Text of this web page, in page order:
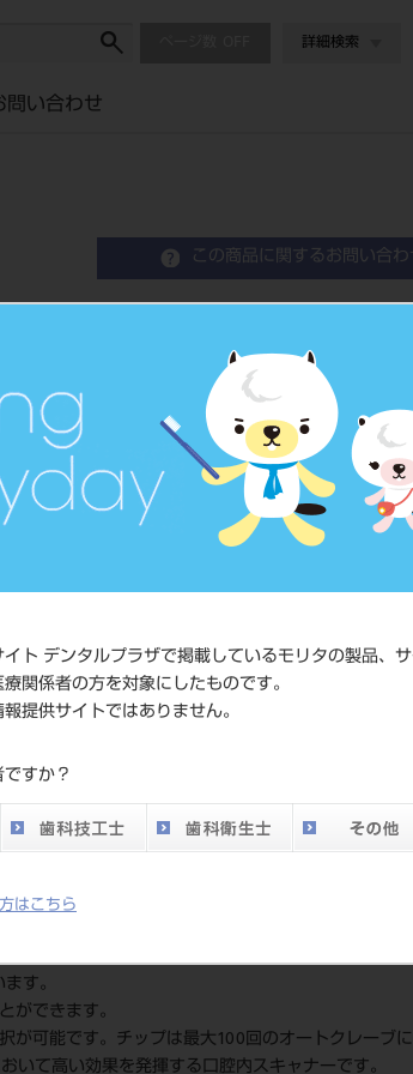
ト デンタルプラザで掲載しているモリタの製品、
関係者の方を対象にしたものです。
提供サイトではありません。
すか？
はこちら
詳細検索
問い合わせ
この商品に関するお問い合わ
デジタル印象採得装置
品目コード 201340041
JAN/EANコー
標準価格
ネット会員
メーカー 株式会社ジ
す。
ができます。
が可能です。チップは最大100回のオートクレーブ
いて高い効果を発揮する口腔内スキャナーです。